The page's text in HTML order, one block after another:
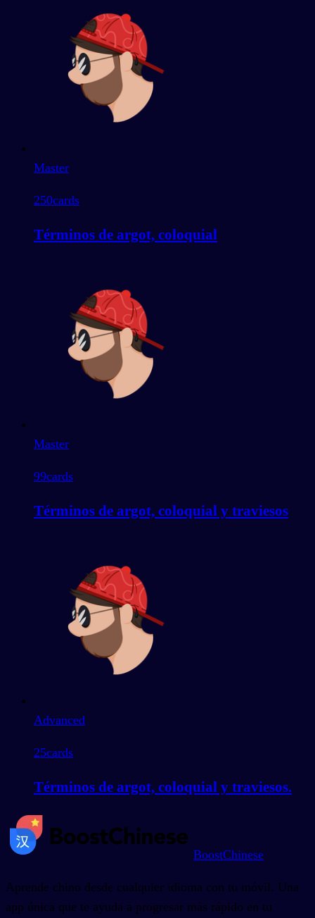
Master
250cards
Términos de argot, coloquial
Master
99cards
Términos de argot, coloquial y traviesos
Advanced
25cards
Términos de argot, coloquial y traviesos.
BoostChinese
Aprende chino desde cualquier idioma con tu móvil. Una
app única que te ayuda a progresar más rápido en tu